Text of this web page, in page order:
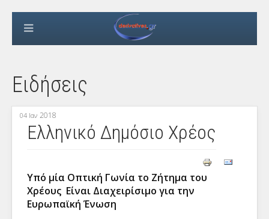
Ειδήσεις
04 Ιαν 2018
Ελληνικό Δημόσιο Χρέος
Υπό μία Οπτική Γωνία το Ζήτημα του
Χρέους Είναι Διαχειρίσιμο για την
Ευρωπαϊκή Ένωση